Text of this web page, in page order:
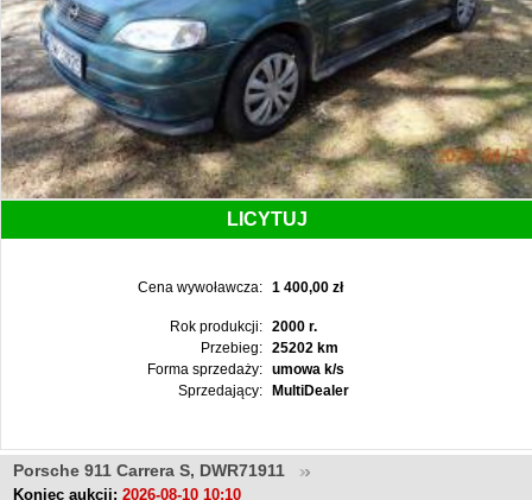
LICYTUJ
Cena wywoławcza: 1 400,00 zł
Rok produkcji:
2000 r.
Przebieg:
25202 km
Forma sprzedaży:
umowa k/s
Sprzedający:
MultiDealer
Porsche 911 Carrera S, DWR71911
Koniec aukcji: 2026-08-10 10:10